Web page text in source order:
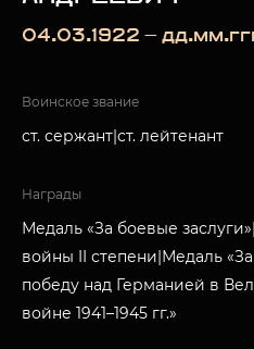
04.03.1922 —
Воинское звание
ст. сержант|ст. лейтенант
Награды
Медаль «За боевые
войны II степени|Медаль
победу над Германией в
войне 1941–1945 гг.»